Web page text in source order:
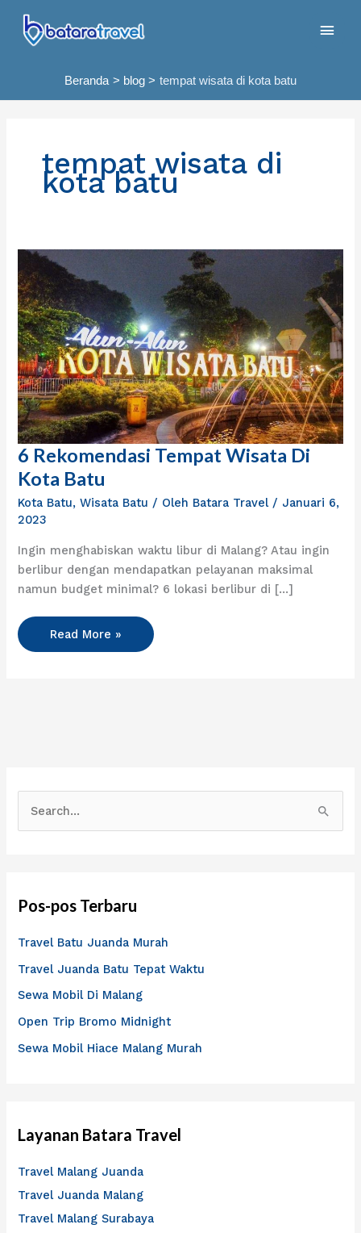
konten
Beranda blog tempat wisata di kota batu
tempat wisata di
kota batu
6 Rekomendasi Tempat Wisata Di
Kota Batu
Kota Batu,Wisata Batu / Oleh Batara Travel / Januari 6,
2023
Ingin menghabiskan waktu libur di Malang? Atau ingin
berlibur dengan mendapatkan pelayanan maksimal
namun budget minimal? 6 lokasi berlibur di […]
6
Rekomendasi
Wisata
Kota
Batu
Read More »
u
u
k
:
Pos-pos Terbaru
Travel Batu Juanda Murah
Travel Juanda Batu Tepat Waktu
Sewa Mobil Di Malang
Open Trip Bromo Midnight
Sewa Mobil Hiace Malang Murah
Layanan Batara Travel
Travel Malang Juanda
Travel Juanda Malang
Travel Malang Surabaya